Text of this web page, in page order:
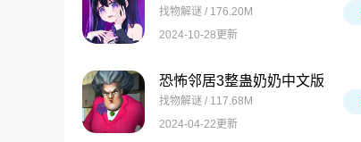
找物解谜 / 176.20M
2024-10-28更新
恐怖邻居3整蛊奶奶中文版
找物解谜 / 117.68M
2024-04-22更新